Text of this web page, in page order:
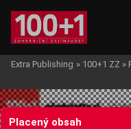
Extra Publishing » 100+1 ZZ »
Placený obsah